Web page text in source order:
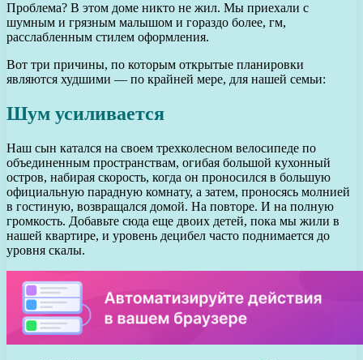
Проблема? В этом доме никто не жил. Мы приехали с
шумным и грязным малышом и гораздо более, гм,
расслабленным стилем оформления.
Вот три причины, по которым открытые планировки
являются худшими — по крайней мере, для нашей семьи:
Шум усиливается
Наш сын катался на своем трехколесном велосипеде по
объединенным пространствам, огибая большой кухонный
остров, набирая скорость, когда он проносился в большую
официальную парадную комнату, а затем, проносясь молнией
в гостиную, возвращался домой. На повторе. И на полную
громкость. Добавьте сюда еще двоих детей, пока мы жили в
нашей квартире, и уровень децибел часто поднимается до
уровня скалы.